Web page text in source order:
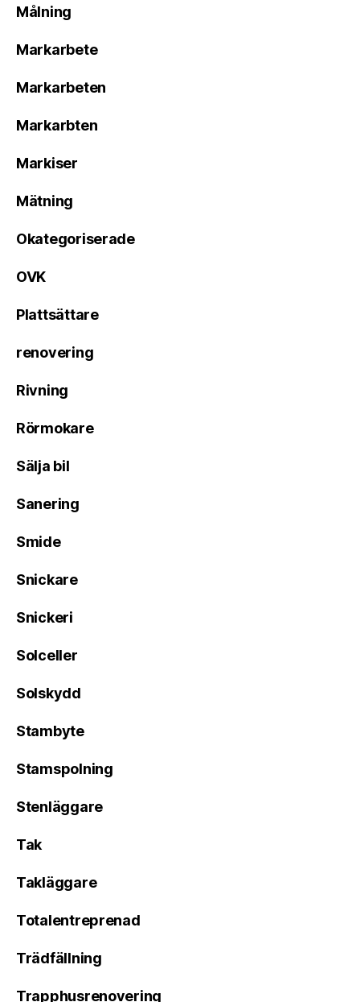
Målning
Markarbete
Markarbeten
Markarbten
Markiser
Mätning
Okategoriserade
OVK
Plattsättare
renovering
Rivning
Rörmokare
Sälja bil
Sanering
Smide
Snickare
Snickeri
Solceller
Solskydd
Stambyte
Stamspolning
Stenläggare
Tak
Takläggare
Totalentreprenad
Trädfällning
Trapphusrenovering